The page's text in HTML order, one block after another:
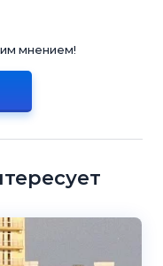
мнением!